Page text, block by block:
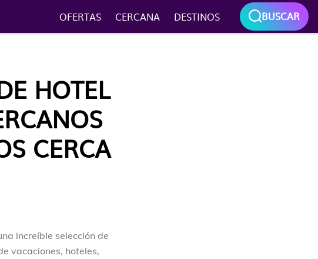
OFERTAS CERCANA DESTINOS BUSCAR
HOTEL
CERCA
increíble selección de
vacaciones, hoteles,